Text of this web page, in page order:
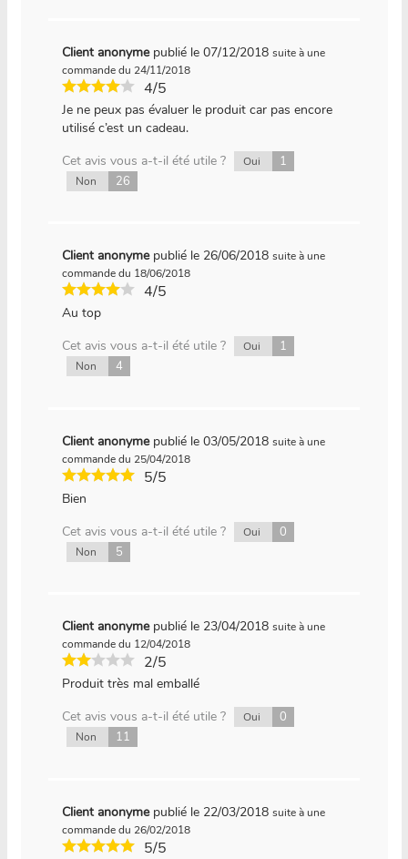
Client anonyme publié le 07/12/2018 suite à une
commande du 24/11/2018
4/5
Je ne peux pas évaluer le produit car pas encore
utilisé c’est un cadeau.
Cet avis vous a-t-il été utile ?
Oui 1
Non 26
Client anonyme publié le 26/06/2018 suite à une
commande du 18/06/2018
4/5
Au top
Cet avis vous a-t-il été utile ?
Oui 1
Non 4
Client anonyme publié le 03/05/2018 suite à une
commande du 25/04/2018
5/5
Bien
Cet avis vous a-t-il été utile ?
Oui 0
Non 5
Client anonyme publié le 23/04/2018 suite à une
commande du 12/04/2018
2/5
Produit très mal emballé
Cet avis vous a-t-il été utile ?
Oui 0
Non 11
Client anonyme publié le 22/03/2018 suite à une
commande du 26/02/2018
5/5